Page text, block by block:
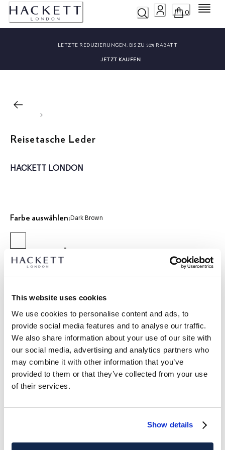
This website uses cookies
We use cookies to personalise content and ads, to
provide social media features and to analyse our traffic.
We also share information about your use of our site with
our social media, advertising and analytics partners who
may combine it with other information that you’ve
provided to them or that they’ve collected from your use
of their services.
Show details
0 Menü
LETZTE REDUZIERUNGEN: BIS ZU 50% RABATT
JETZT KAUFEN
Reisetasche Leder
HACKETT LONDON
Farbe auswählen: Dark Brown
Dimensions:22 cm x 26 cm x 55 cm
ARTIKEL DETAILS
BESCHREIBUNG
- Hackett London
Leder mit poliertem Kontrast-'H'-Besatz für ein elegantes
Markenbeschläge aus Gunmetal, blind geprägtes Branding
LIEFERUNG UND RÜCKGABE
Kostenlose Lieferung und Rückgabe